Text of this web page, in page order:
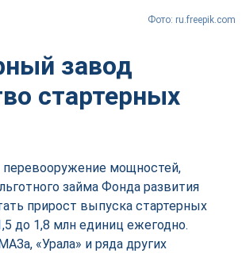
Фото: ru.freepik.com
завод
стартерных
мощностей,
займа Фонда развития
прирост выпуска стартерных
до 1,8 млн единиц ежегодно.
«Урала» и ряда других